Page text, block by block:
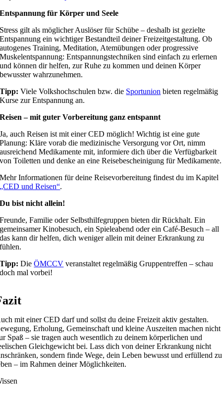
Entspannung für Körper und Seele
Stress gilt als möglicher Auslöser für Schübe – deshalb ist gezielte
Entspannung ein wichtiger Bestandteil deiner Freizeitgestaltung. Ob
autogenes Training, Meditation, Atemübungen oder progressive
Muskelentspannung: Entspannungstechniken sind einfach zu erlernen
und können dir helfen, zur Ruhe zu kommen und deinen Körper
bewusster wahrzunehmen.
Tipp: Viele Volkshochschulen bzw. die Sportunion bieten regelmäßig
Kurse zur Entspannung an.
Reisen – mit guter Vorbereitung ganz entspannt
Ja, auch Reisen ist mit einer CED möglich! Wichtig ist eine gute
Planung: Kläre vorab die medizinische Versorgung vor Ort, nimm
ausreichend Medikamente mit, informiere dich über die Verfügbarkeit
von Toiletten und denke an eine Reisebescheinigung für Medikamente.
Mehr Informationen für deine Reisevorbereitung findest du im Kapitel
„CED und Reisen“.
Du bist nicht allein!
Freunde, Familie oder Selbsthilfegruppen bieten dir Rückhalt. Ein
gemeinsamer Kinobesuch, ein Spieleabend oder ein Café-Besuch – all
das kann dir helfen, dich weniger allein mit deiner Erkrankung zu
fühlen.
Tipp: DieÖMCCV veranstaltet regelmäßig Gruppentreffen – schau
doch mal vorbei!
mit einer CED darf und sollst du deine Freizeit aktiv gestalten.
Erholung, Gemeinschaft und kleine Auszeiten machen nicht
Spaß – sie tragen auch wesentlich zu deinem körperlichen und
Gleichgewicht bei. Lass dich von deiner Erkrankung nicht
sondern finde Wege, dein Leben bewusst und erfüllend zu
– im Rahmen deiner Möglichkeiten.